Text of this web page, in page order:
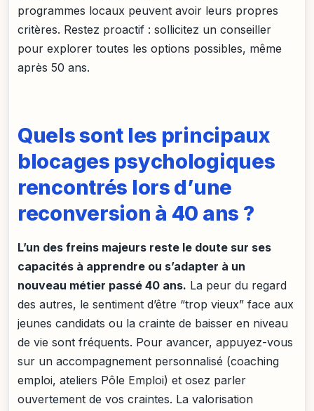
programmes locaux peuvent avoir leurs propres
critères. Restez proactif : sollicitez un conseiller
pour explorer toutes les options possibles, même
après 50 ans.
Quels sont les principaux
blocages psychologiques
rencontrés lors d’une
reconversion à 40 ans ?
L’un des freins majeurs reste le doute sur ses
capacités à apprendre ou s’adapter à un
nouveau métier passé 40 ans. La peur du regard
des autres, le sentiment d’être “trop vieux” face aux
jeunes candidats ou la crainte de baisser en niveau
de vie sont fréquents. Pour avancer, appuyez-vous
sur un accompagnement personnalisé (coaching
emploi, ateliers Pôle Emploi) et osez parler
ouvertement de vos craintes. La valorisation